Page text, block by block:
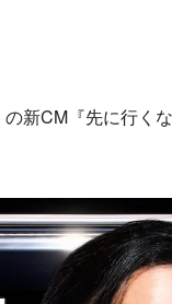
新CM『先に行く